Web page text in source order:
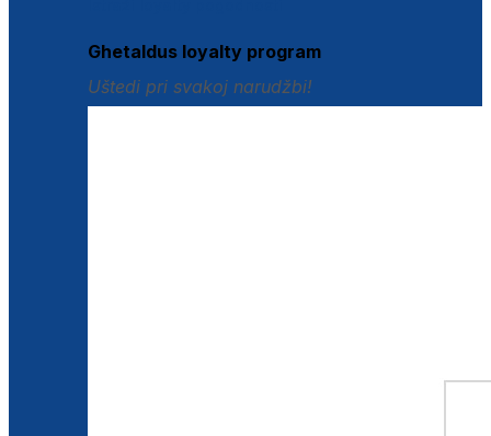
Ghetaldus loyalty program
Uštedi pri svakoj narudžbi!